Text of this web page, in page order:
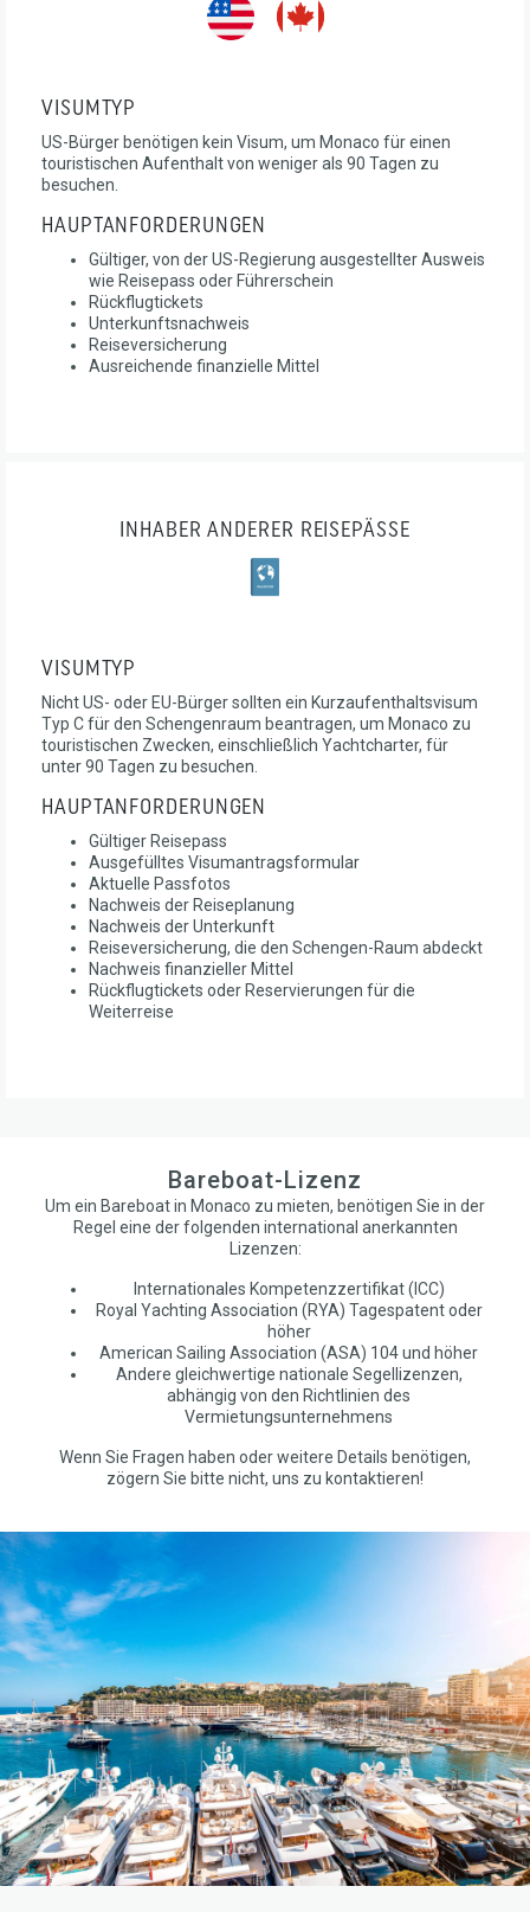
VISUMTYP
US-Bürger benötigen kein Visum, um Monaco für einen
touristischen Aufenthalt von weniger als 90 Tagen zu
besuchen.
HAUPTANFORDERUNGEN
Gültiger, von der US-Regierung ausgestellter Ausweis
wie Reisepass oder Führerschein
Rückflugtickets
Unterkunftsnachweis
Reiseversicherung
Ausreichende finanzielle Mittel
INHABER ANDERER REISEPÄSSE
VISUMTYP
Nicht US- oder EU-Bürger sollten ein Kurzaufenthaltsvisum
Typ C für den Schengenraum beantragen, um Monaco zu
touristischen Zwecken, einschließlich Yachtcharter, für
unter 90 Tagen zu besuchen.
HAUPTANFORDERUNGEN
Gültiger Reisepass
Ausgefülltes Visumantragsformular
Aktuelle Passfotos
Nachweis der Reiseplanung
Nachweis der Unterkunft
Reiseversicherung, die den Schengen-Raum abdeckt
Nachweis finanzieller Mittel
Rückflugtickets oder Reservierungen für die
Weiterreise
Bareboat-Lizenz
Um ein Bareboat in Monaco zu mieten, benötigen Sie in der
Regel eine der folgenden international anerkannten
Lizenzen:
Internationales Kompetenzzertifikat (ICC)
Royal Yachting Association (RYA) Tagespatent oder
höher
American Sailing Association (ASA) 104 und höher
Andere gleichwertige nationale Segellizenzen,
abhängig von den Richtlinien des
Vermietungsunternehmens
Wenn Sie Fragen haben oder weitere Details benötigen,
zögern Sie bitte nicht, uns zu kontaktieren!